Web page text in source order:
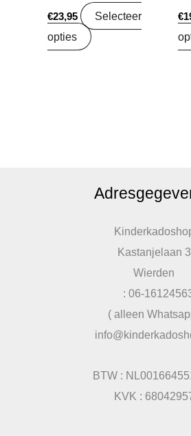
€23,95
Selecteer
opties
€
Kastanjelaan 3
Wierden
: 06-
( alleen
BTW :
KVK :